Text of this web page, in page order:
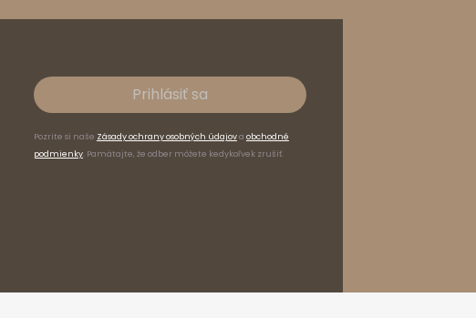
Prihlásiť sa
Pozrite si naše Zásady ochrany osobných údajova obchodné
podmienky. Pamätajte, že odber môžete kedykoľvek zrušiť.